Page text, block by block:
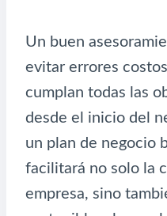
Un buen
evitar errores
cumplan todas las
desde el inicio del
un plan de negocio
facilitará no solo la
empresa, sino